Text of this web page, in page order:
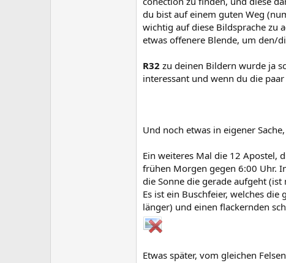
du bist auf einem guten Weg
wichtig auf diese Bildsprache zu
etwas offenere Blende, um den/
R32 zu deinen Bildern wurde ja
interessant und wenn du die
Und noch etwas in eigener
Ein weiteres Mal die 12 Apostel,
frühen Morgen gegen 6:00 Uhr.
die Sonne die gerade aufgeht
Es ist ein Buschfeier, welches
länger) und einen flackernden
Etwas später, vom gleichen